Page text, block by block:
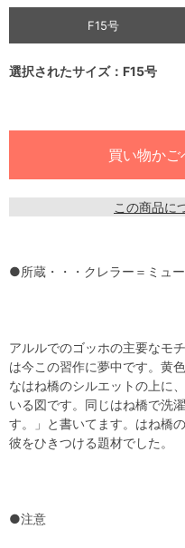
F15号
選択されたサイズ：F15号
この商品に
●所蔵・・・クレラー＝ミュ
アルルでのゴッホの主要なモ
は今この習作に夢中です。黄
なはね橋のシルエットの上に
いる図です。同じはね橋で洗
す。」と書いてます。はね橋
彼をひきつける題材でした。
●注意